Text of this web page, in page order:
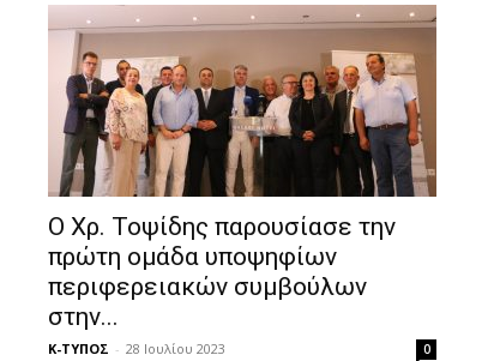
Ο Χρ. Τοψίδης παρουσίασε την
πρώτη ομάδα υποψηφίων
περιφερειακών συμβούλων
στην...
Κ-ΤΥΠΟΣ - 28 Ιουλίου 2023 0